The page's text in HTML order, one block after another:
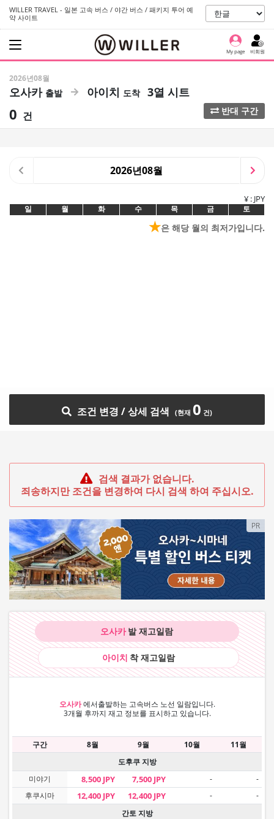
WILLER TRAVEL - 일본 고속 버스 / 야간 버스 / 패키지 투어 예
약 사이트
My page 비회원
2026년08월
오사카 아이치 3열 시트
0 건 반대 구간
2026년08월
¥ : JPY
일 월 화 수 목 금 토
★은 해당 월의 최저가입니다.
조건 변경 / 상세 검색 0
검색 결과가 없습니다.
죄송하지만 조건을 변경하여 다시 검색 하여 주십시오.
PR
오사카발 재고일람
아이치 착 재고일람
오사카 에서출발하는 고속버스 노선 일람입니다.
3개월 후까지 재고 정보를 표시하고 있습니다.
구간 8월 9월 10월
11월
도후쿠 지방
미야기
8,500 JPY 7,500 JPY -
-
후쿠시마
12,400 JPY 12,400 JPY -
-
간토 지방